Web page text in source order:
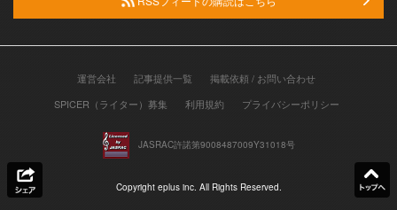
運営会社 記事提供一覧
掲載依頼 / お問い合わせ
SPICER（ライター）募集
利用規約 プライバシーポリシー
JASRAC許諾第9008487009Y31018号
Copyright eplus inc. All Rights Reserved.